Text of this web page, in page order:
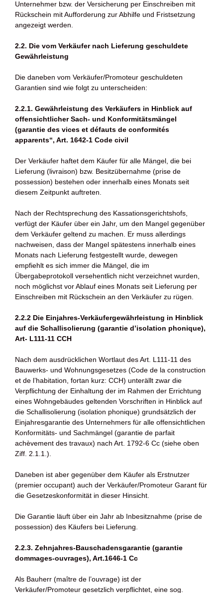
Unternehmer bzw. der Versicherung per Einschreiben mit
Rückschein mit Aufforderung zur Abhilfe und Fristsetzung
angezeigt werden.
2.2. Die vom Verkäufer nach Lieferung geschuldete
Gewährleistung
Die daneben vom Verkäufer/Promoteur geschuldeten
Garantien sind wie folgt zu unterscheiden:
2.2.1. Gewährleistung des Verkäufers in Hinblick auf
offensichtlicher Sach- und Konformitätsmängel
(garantie des vices et défauts de conformités
apparents“, Art. 1642-1 Code civil
Der Verkäufer haftet dem Käufer für alle Mängel, die bei
Lieferung (livraison) bzw. Besitzübernahme (prise de
possession) bestehen oder innerhalb eines Monats seit
diesem Zeitpunkt auftreten.
Nach der Rechtsprechung des Kassationsgerichtshofs,
verfügt der Käufer über ein Jahr, um den Mangel gegenüber
dem Verkäufer geltend zu machen. Er muss allerdings
nachweisen, dass der Mangel spätestens innerhalb eines
Monats nach Lieferung festgestellt wurde, dewegen
empfiehlt es sich immer die Mängel, die im
Übergabeprotokoll versehentlich nicht verzeichnet wurden,
noch möglichst vor Ablauf eines Monats seit Lieferung per
Einschreiben mit Rückschein an den Verkäufer zu rügen.
2.2.2 Die Einjahres-Verkäufergewährleistung in Hinblick
auf die Schallisolierung (garantie d’isolation phonique),
Art- L111-11 CCH
Nach dem ausdrücklichen Wortlaut des Art. L111-11 des
Bauwerks- und Wohnungsgesetzes (Code de la construction
et de l’habitation, fortan kurz: CCH) unterällt zwar die
Verpflichtung der Einhaltung der im Rahmen der Errichtung
eines Wohngebäudes geltenden Vorschriften in Hinblick auf
die Schallisolierung (isolation phonique) grundsätzlich der
Einjahresgarantie des Unternehmers für alle offensichtlichen
Konformitäts- und Sachmängel (garantie de parfait
achèvement des travaux) nach Art. 1792-6 Cc (siehe oben
Ziff. 2.1.1.).
Daneben ist aber gegenüber dem Käufer als Erstnutzer
(premier occupant) auch der Verkäufer/Promoteur Garant für
die Gesetzeskonformität in dieser Hinsicht.
Die Garantie läuft über ein Jahr ab Inbesitznahme (prise de
possession) des Käufers bei Lieferung.
2.2.3. Zehnjahres-Bauschadensgarantie (garantie
dommages-ouvrages), Art.1646-1 Cc
Als Bauherr (maître de l’ouvrage) ist der
Verkäufer/Promoteur gesetzlich verpflichtet, eine sog.